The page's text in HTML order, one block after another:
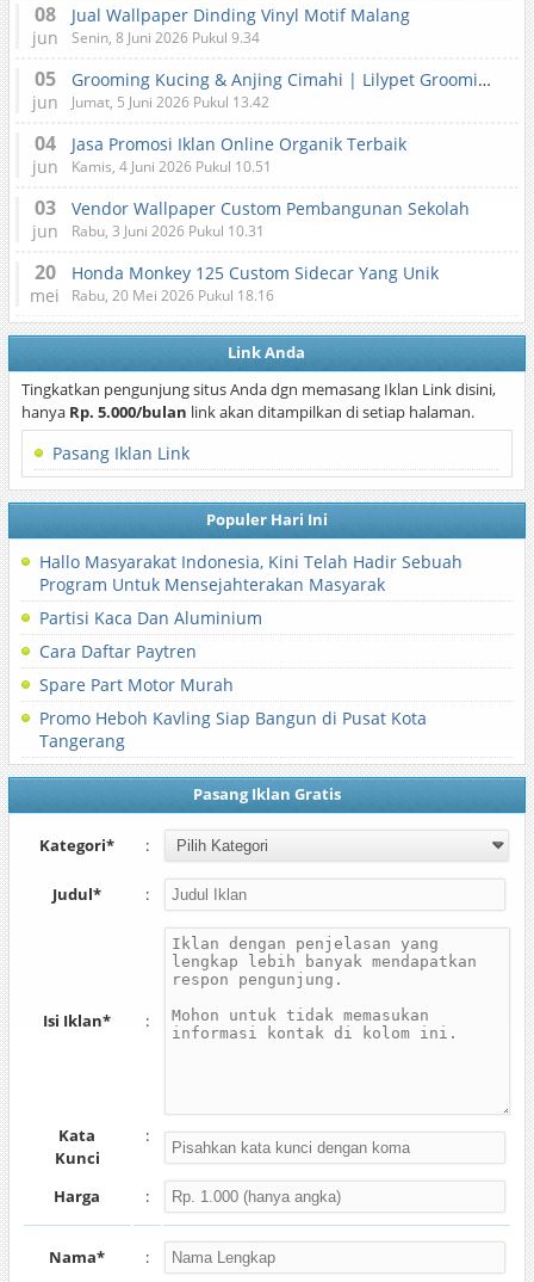
08
jun
Jual Wallpaper Dinding Vinyl Motif Malang
Senin, 8 Juni 2026 Pukul 9.34
05
jun
Grooming Kucing & Anjing Cimahi | Lilypet Grooming & Pet Hotel
Jumat, 5 Juni 2026 Pukul 13.42
04
jun
Jasa Promosi Iklan Online Organik Terbaik
Kamis, 4 Juni 2026 Pukul 10.51
03
jun
Vendor Wallpaper Custom Pembangunan Sekolah
Rabu, 3 Juni 2026 Pukul 10.31
20
mei
Honda Monkey 125 Custom Sidecar Yang Unik
Rabu, 20 Mei 2026 Pukul 18.16
Link Anda
Tingkatkan pengunjung situs Anda dgn memasang Iklan Link disini,
hanya Rp. 5.000/bulan link akan ditampilkan di setiap halaman.
Pasang Iklan Link
Populer Hari Ini
Hallo Masyarakat Indonesia, Kini Telah Hadir Sebuah
Program Untuk Mensejahterakan Masyarak
Partisi Kaca Dan Aluminium
Cara Daftar Paytren
Spare Part Motor Murah
Promo Heboh Kavling Siap Bangun di Pusat Kota
Tangerang
Pasang Iklan Gratis
Kategori* :
Judul* :
Isi Iklan* :
Kata
Kunci
:
Harga :
Nama* :